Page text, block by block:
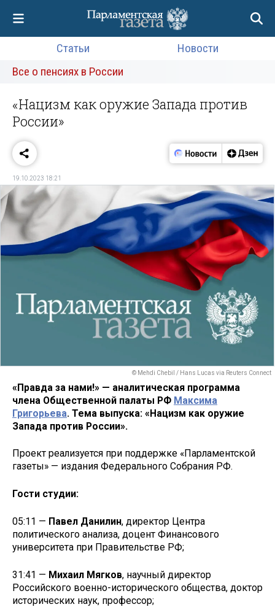
Статьи
Новости
Все о пенсиях в России
«Нацизм как оружие Запада против
России»
19.10.2023 18:21
© Mehdi Chebil / Hans Lucas via Reuters Connect
«Правда за нами!» — аналитическая программа
члена Общественной палаты РФ Максима
Григорьева. Тема выпуска: «Нацизм как оружие
Запада против России».
Проект реализуется при поддержке «Парламентской
газеты» — издания Федерального Собрания РФ.
Гости студии:
05:11 — Павел Данилин, директор Центра
политического анализа, доцент Финансового
университета при Правительстве РФ;
31:41 — Михаил Мягков, научный директор
Российского военно-исторического общества, доктор
исторических наук, профессор;